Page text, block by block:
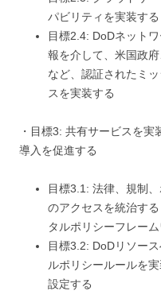
パビリティを実装する
目標2.4: DoDネット
報を介して、米国政
など、認証されたミ
スを実装する
・目標3: 共有サービスを
導入を促進する
目標3.1: 法律、規制
のアクセスを統治す
タルポリシーフレー
目標3.2: DoDリソー
ルポリシールールを
設定する